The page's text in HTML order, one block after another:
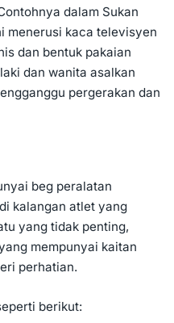
dalam Sukan
menerusi kaca televisyen
dan bentuk pakaian
dan wanita asalkan
pergerakan dan
beg peralatan
kalangan atlet yang
yang tidak penting,
mempunyai kaitan
perhatian.
berikut: